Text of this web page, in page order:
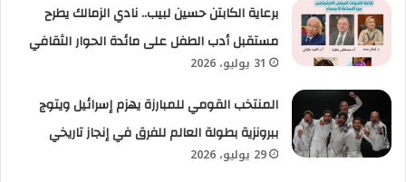
برعاية الكابتن حسين لبيب.. نادي الزمالك يطرح
مستقبل أدب الطفل على مائدة الحوار الثقافي
31 يوليو، 2026
المنتخب القومي للمبارزة يهزم إسرائيل ويتوج
ببرونزية بطولة العالم للفرق في إنجاز تاريخي
29 يوليو، 2026